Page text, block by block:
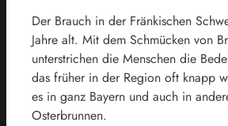
Der Brauch in der Fränkischen
Jahre alt. Mit dem Schmücken von
unterstrichen die Menschen die
das früher in der Region oft knapp
es in ganz Bayern und auch in
Osterbrunnen.